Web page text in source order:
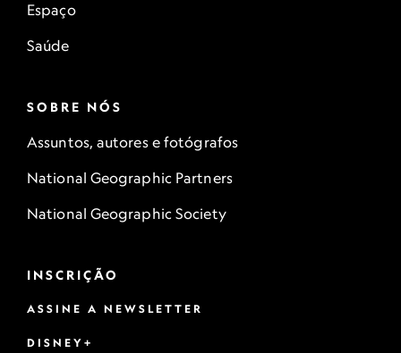
Espaço
Saúde
SOBRE NÓS
Assuntos, autores e fotógrafos
National Geographic Partners
National Geographic Society
INSCRIÇÃO
ASSINE A NEWSLETTER
DISNEY+